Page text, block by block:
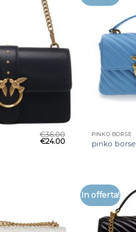
€36.00
€24.00
PINKO BORSE
pinko borse
In offerta!